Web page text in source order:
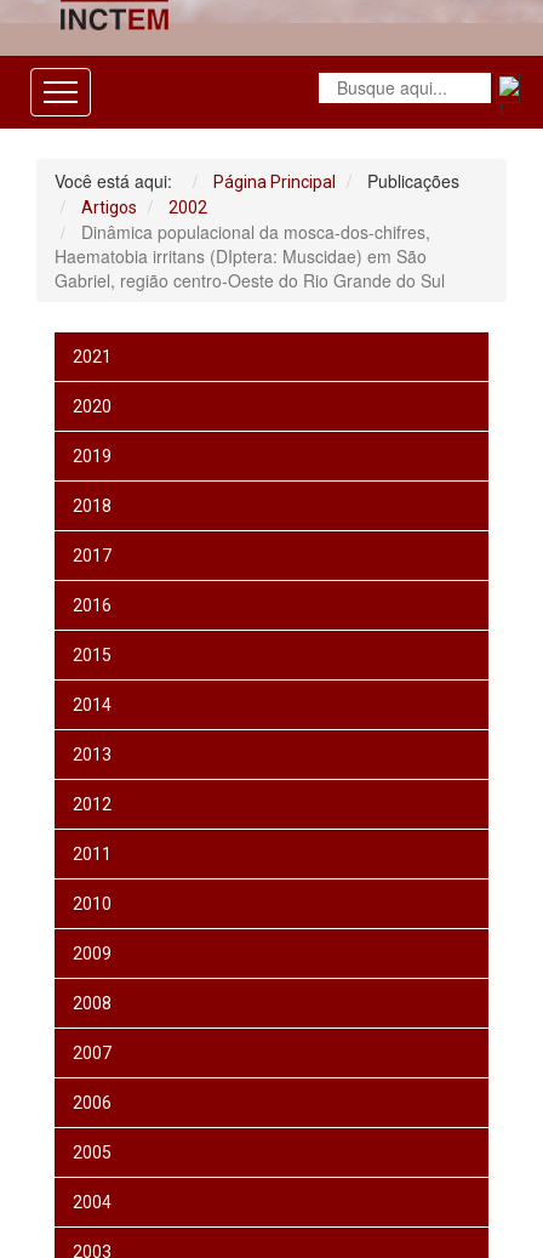
Você está aqui: Página Principal Publicações
Artigos 2002
Dinâmica populacional da mosca-dos-chifres,
Haematobia irritans (DIptera: Muscidae) em São
Gabriel, região centro-Oeste do Rio Grande do Sul
2021
2020
2019
2018
2017
2016
2015
2014
2013
2012
2011
2010
2009
2008
2007
2006
2005
2004
2003